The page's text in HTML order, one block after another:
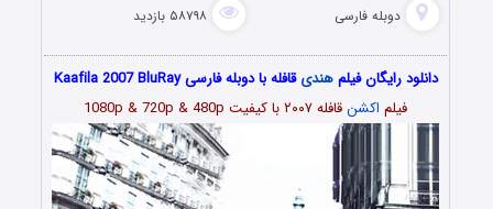
دوبله فارسی ۵۸۷۹۸ بازدید
دانلود رایگان فیلمهندیقافله با دوبله فارسی Kaafila 2007 BluRay
فیلم اکشنقافله ۲۰۰۷ با کیفیت 1080p & 720p & 480p